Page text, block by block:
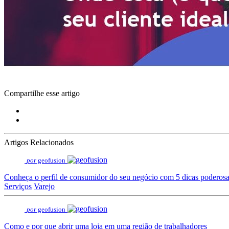
Compartilhe esse artigo
Artigos Relacionados
por geofusion
Conheça o perfil de consumidor do seu negócio com 5 dicas
Serviços Varejo
por geofusion
Como e por que abrir uma loja em uma região de trabalhadores